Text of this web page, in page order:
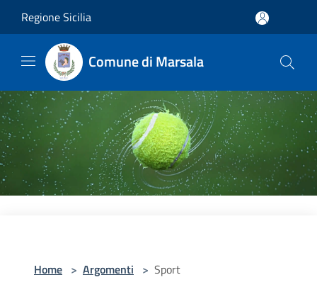
Regione Sicilia
Comune di Marsala
Home > Argomenti > Sport